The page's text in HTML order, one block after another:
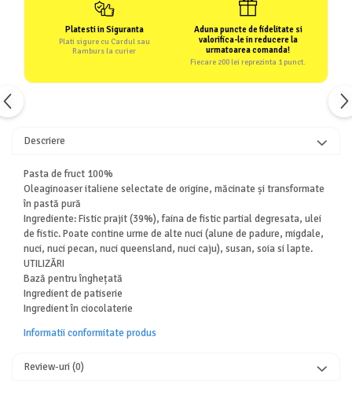
Platesti in Siguranta
Plati sigure cu Cardul sau
Ramburs la curier
Aduna puncte de fidelitate si
valorifica-le in reducere la
urmatoarea comanda!
Fiecare 200 lei reprezinta 1 punct.
Descriere
Pasta de fruct 100%
Oleaginoaser italiene selectate de origine, măcinate și transformate
în pastă pură
Ingrediente: Fistic prajit (39%), faina de fistic partial degresata, ulei
de fistic. Poate contine urme de alte nuci (alune de padure, migdale,
nuci, nuci pecan, nuci queensland, nuci caju), susan, soia si lapte.
UTILIZĂRI
Bază pentru înghețată
Ingredient de patiserie
Ingredient în ciocolaterie
Informatii conformitate produs
Review-uri(0)